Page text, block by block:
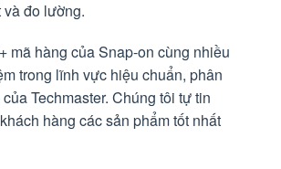
và đo lường.
mã hàng của Snap-on cùng nhiều
trong lĩnh vực hiệu chuẩn, phân
Techmaster. Chúng tôi tự tin
hàng các sản phẩm tốt nhất